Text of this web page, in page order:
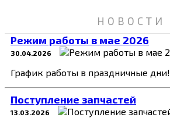
НОВОСТИ
Режим работы в мае 2026
30.04.2026
График работы в праздничные дни!
Поступление запчастей
13.03.2026